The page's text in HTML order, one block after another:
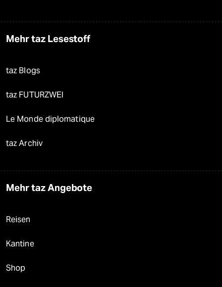
Mehr taz Lesestoff
taz Blogs
taz FUTURZWEI
Le Monde diplomatique
taz Archiv
Mehr taz Angebote
Reisen
Kantine
Shop